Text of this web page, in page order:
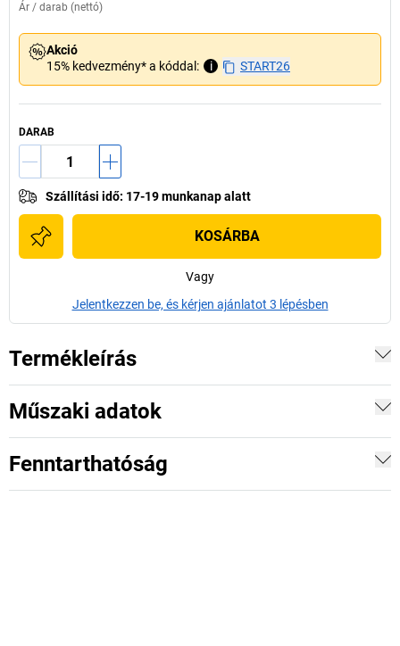
Ár / darab (nettó)
Akció
15% kedvezmény* a kóddal:
i START26
DARAB
Szállítási idő: 17-19 munkanap alatt
KOSÁRBA
Vagy
Jelentkezzen be, és kérjen ajánlatot 3 lépésben
Termékleírás
Műszaki adatok
Fenntarthatóság